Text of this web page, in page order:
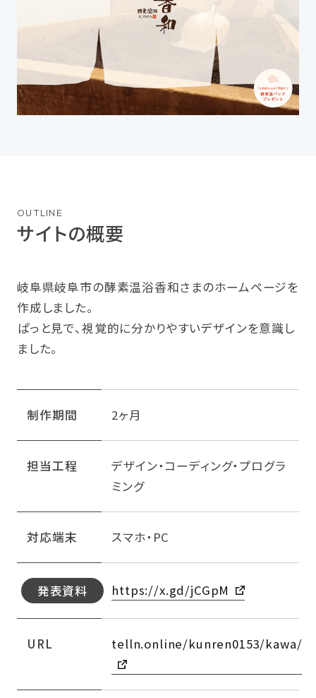
OUTLINE
サイトの概要
岐阜県岐阜市の酵素温浴香和さまのホームページを
作成しました。
ぱっと見で、視覚的に分かりやすいデザインを意識し
ました。
制作期間 2ヶ月
担当工程
デザイン・コーディング・プログラ
ミング
対応端末 スマホ・PC
発表資料 https://x.gd/jCGpM
URL telln.online/kunren0153/kawa/